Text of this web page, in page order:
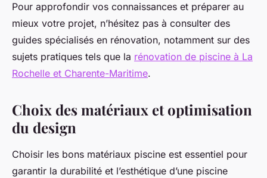
Pour approfondir vos connaissances et préparer au
mieux votre projet, n’hésitez pas à consulter des
guides spécialisés en rénovation, notamment sur des
sujets pratiques tels que la rénovation de piscine à La
Rochelle et Charente-Maritime.
Choix des matériaux et optimisation
du design
Choisir les bons matériaux piscine est essentiel pour
garantir la durabilité et l’esthétique d’une piscine